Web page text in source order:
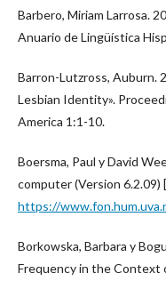
Barbero, Miriam Larrosa.
Anuario de Lingüística
Barron-Lutzross, Auburn.
Lesbian Identity».
America 1:1-10.
Boersma, Paul y David
computer (Version 6.2.09)
https://
Borkowska, Barbara y
Frequency in the Context